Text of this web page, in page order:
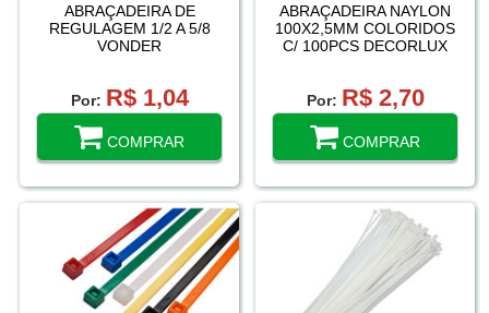
ABRAÇADEIRA DE
REGULAGEM 1/2 A 5/8
VONDER
Por: R$ 1,04
COMPRAR
ABRAÇADEIRA NAYLON
100X2,5MM COLORIDOS
C/ 100PCS DECORLUX
Por: R$ 2,70
COMPRAR